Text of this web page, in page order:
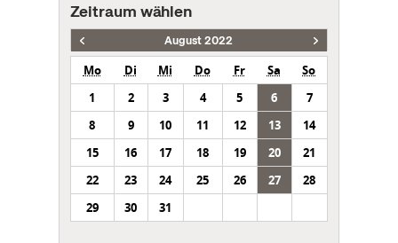
Zeitraum wählen
August 2022
Mo Di Mi Do Fr Sa
So
1
2 3 4 5 6
7
8
9 10 11 12 13
14
15
16 17 18 19 20
21
22
23 24 25 26 27
28
29
30 31